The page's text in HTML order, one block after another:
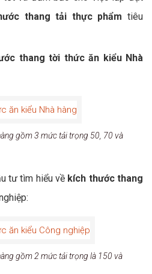
thang tải thực phẩm tiêu
thang tời thức ăn kiểu Nhà
gồm 3 mức tải trọng 50, 70 và
tư tìm hiểu về kích thước thang
gồm 2 mức tải trọng là 150 và